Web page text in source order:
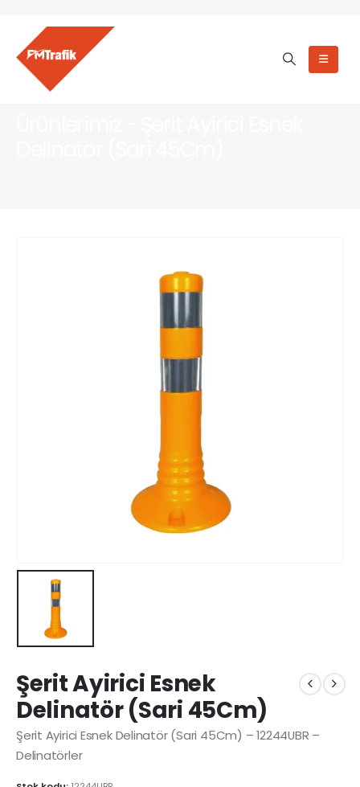
Şerit Ayirici Esnek
Delinatör (Sari 45Cm)
Şerit Ayirici Esnek Delinatör (Sari 45Cm) – 12244UBR –
Delinatörler